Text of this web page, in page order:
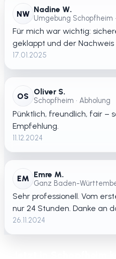
NW Nadine W.
Umgebung Schopfheim
Für mich war wichtig:
geklappt und der Nachweis
17.01.2025
OS Oliver S.
Schopfheim • Abholung
Pünktlich, freundlich, fair –
Empfehlung.
11.12.2024
EM Emre M.
Ganz Baden-
Sehr professionell. Vom
nur 24 Stunden. Danke an
26.11.2024